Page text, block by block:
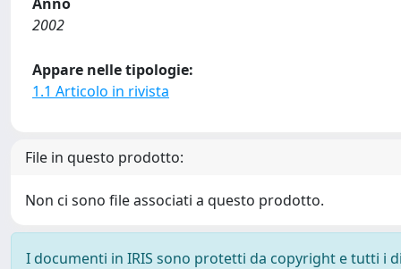
2002
Appare nelle tipologie:
1.1 Articolo in rivista
File in questo prodotto:
Non ci sono file associati a questo prodotto.
I documenti in IRIS sono protetti da copyright e tutti i